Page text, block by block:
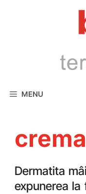
MENU
Dermatita
expunerea la